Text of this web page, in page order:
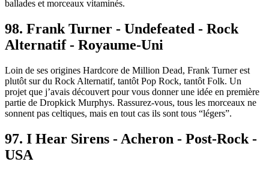
ballades et morceaux vitaminés.
98. Frank Turner - Undefeated - Rock
Alternatif - Royaume-Uni
Loin de ses origines Hardcore de Million Dead, Frank Turner est
plutôt sur du Rock Alternatif, tantôt Pop Rock, tantôt Folk. Un
projet que j’avais découvert pour vous donner une idée en première
partie de Dropkick Murphys. Rassurez-vous, tous les morceaux ne
sonnent pas celtiques, mais en tout cas ils sont tous “légers”.
97. I Hear Sirens - Acheron - Post-Rock -
USA